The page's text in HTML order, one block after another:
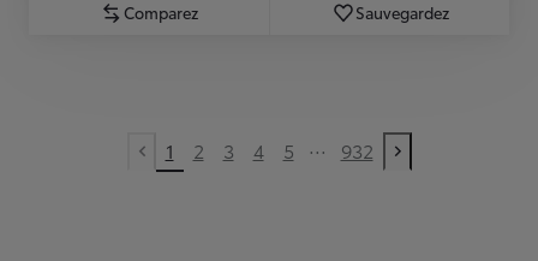
Comparez Sauvegardez
Previous page
1 2 3 4 5 ... 932
Next page